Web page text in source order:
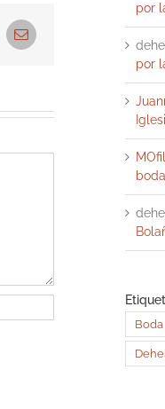
Correo
electrónico
por
por
Boda